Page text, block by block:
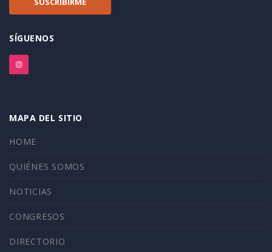
SÍGUENOS
MAPA DEL SITIO
HOME
QUIÉNES SOMOS
NOTICIAS
CONGRESOS
DIRECTORIO